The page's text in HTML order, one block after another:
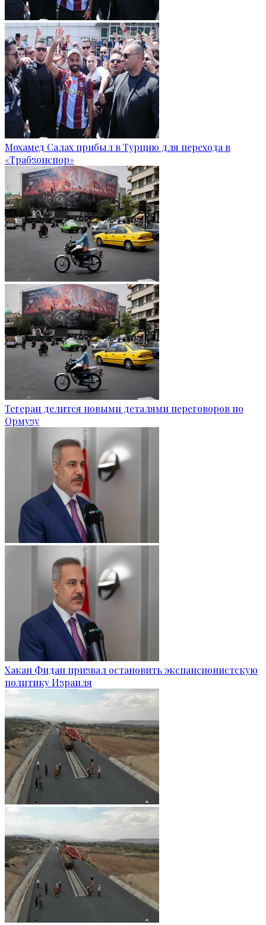
Мохамед Салах прибыл в Турцию для перехода в
«Трабзонспор»
Тегеран делится новыми деталями переговоров по
Ормузу
Хакан Фидан призвал остановить экспансионистскую
политику Израиля